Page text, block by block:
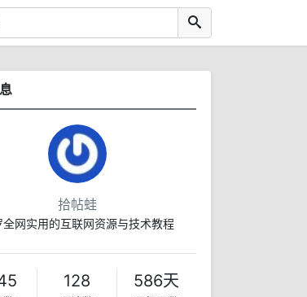
拾帖蛙
全网实用的互联网资源与技术教程
128 586天